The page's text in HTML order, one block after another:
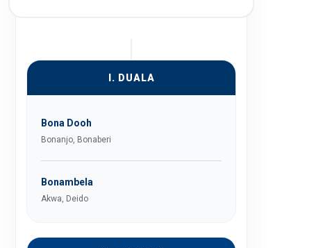
I. DUALA
Bona Dooh
Bonanjo, Bonaberi
Bonambela
Akwa, Deido